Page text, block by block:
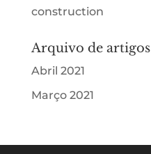
construction
Arquivo de artigos
Abril 2021
Março 2021